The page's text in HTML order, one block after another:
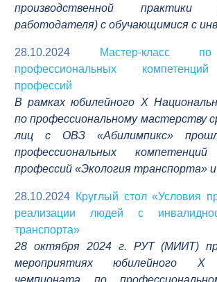
производственной практики
работодателя) с обучающимися с
28.10.2024
Мастер-класс
профессиональных
профессий
В рамках юбилейного Х
по профессиональному мастерству
лиц с ОВЗ «Абилимпикс»
профессиональных
профессий «Экология транспорта»
28.10.2024 Круглый стол «Условия
реализации людей с
транспорта»
28 октября 2024 г. РУТ (МИИТ)
мероприятиях юбилейного Х
чемпионата по